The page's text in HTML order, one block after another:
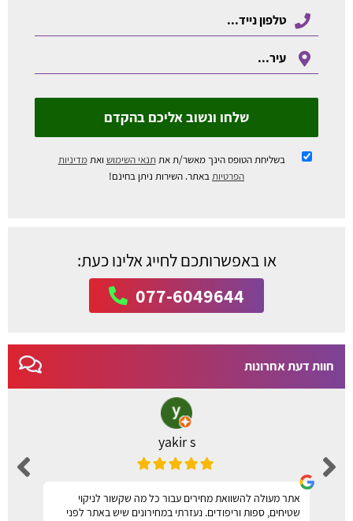
שלחו ונשוב אליכם בהקדם
בשליחת הטופס הינך מאשר/ת את תנאי השימוש ואתמדיניות
הפרטיותבאתר. השירות ניתן בחינם!
או באפשרותכם לחייג אלינו כעת:
077-6049644
חוות דעת אחרונות
yakir s
אתר מעולה להשוואת מחירים עבור כל מה שקשור לניקוי
שטיחים, ספות וריפודים. נעזרתי במחירונים שיש באתר לפני